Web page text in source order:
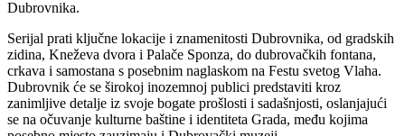
Dubrovnika.
Serijal prati ključne lokacije i znamenitosti Dubrovnika, od gradskih
zidina, Kneževa dvora i Palače Sponza, do dubrovačkih fontana,
crkava i samostana s posebnim naglaskom na Festu svetog Vlaha.
Dubrovnik će se širokoj inozemnoj publici predstaviti kroz
zanimljive detalje iz svoje bogate prošlosti i sadašnjosti, oslanjajući
se na očuvanje kulturne baštine i identiteta Grada, među kojima